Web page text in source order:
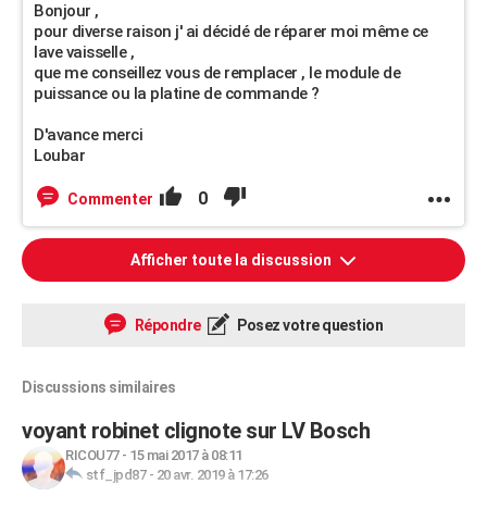
Bonjour ,
pour diverse raison j' ai décidé de réparer moi même ce
lave vaisselle ,
que me conseillez vous de remplacer , le module de
puissance ou la platine de commande ?
D'avance merci
Loubar
Commenter 0
Afficher toute la discussion
Répondre Posez votre question
Discussions similaires
voyant robinet clignote sur LV Bosch
RICOU77- 15 mai 2017 à 08:11
stf_jpd87- 20 avr. 2019 à 17:26